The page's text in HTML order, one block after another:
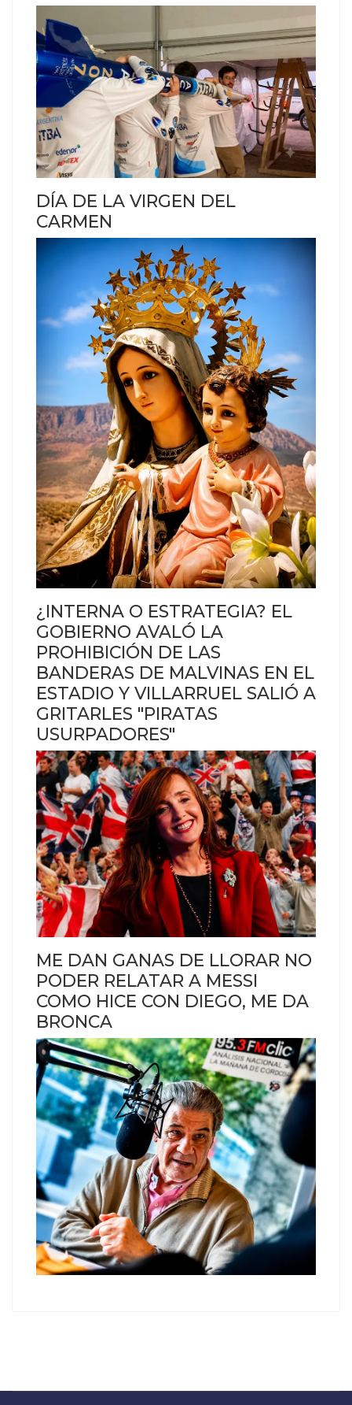
DÍA DE LA VIRGEN DEL
CARMEN
¿INTERNA O ESTRATEGIA? EL
GOBIERNO AVALÓ LA
PROHIBICIÓN DE LAS
BANDERAS DE MALVINAS EN EL
ESTADIO Y VILLARRUEL SALIÓ A
GRITARLES "PIRATAS
USURPADORES"
ME DAN GANAS DE LLORAR NO
PODER RELATAR A MESSI
COMO HICE CON DIEGO, ME DA
BRONCA